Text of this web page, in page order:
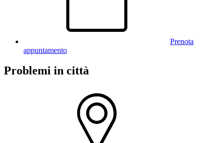
Prenota
appuntamento
Problemi in città